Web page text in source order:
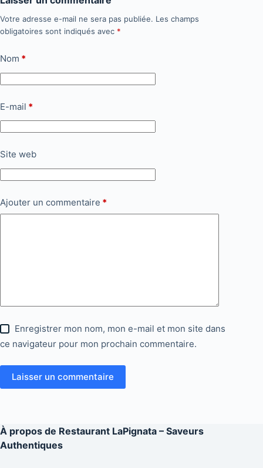
Votre adresse e-mail ne sera pas publiée. Les champs
obligatoires sont indiqués avec *
Nom *
E-mail *
Site web
Ajouter un commentaire *
Enregistrer mon nom, mon e-mail et mon site dans
ce navigateur pour mon prochain commentaire.
Laisser un commentaire
À propos de Restaurant LaPignata – Saveurs
Authentiques